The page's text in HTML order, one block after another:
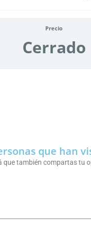
Precio
Cerrado
que han
que también compartas tu